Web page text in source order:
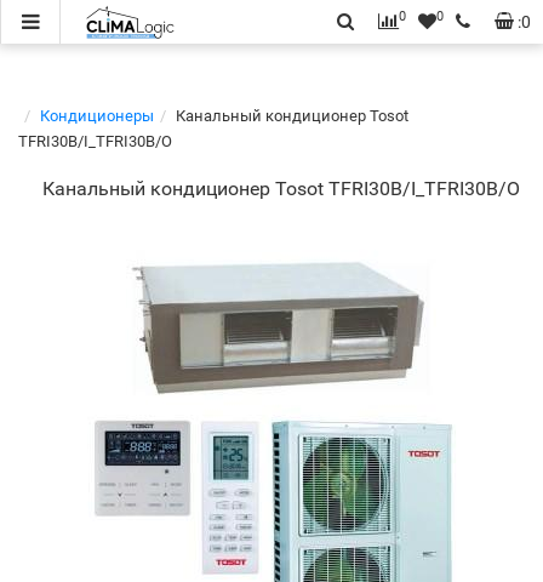
:0
0 0
Кондиционеры
Канальный кондиционер Tosot
TFRI30B/I_TFRI30B/O
Канальный кондиционер Tosot TFRI30B/I_TFRI30B/O